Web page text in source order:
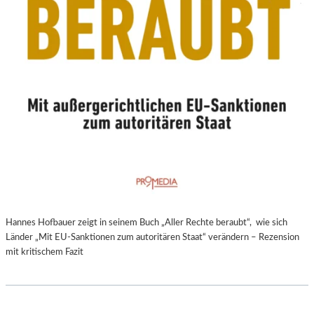
Hannes Hofbauer zeigt in seinem Buch „Aller Rechte beraubt“, wie sich
Länder „Mit EU-Sanktionen zum autoritären Staat“ verändern – Rezension
mit kritischem Fazit